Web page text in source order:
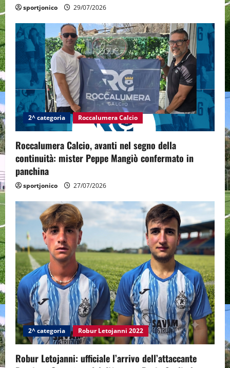
sportjonico 29/07/2026
2^ categoria Roccalumera Calcio
Roccalumera Calcio, avanti nel segno della
continuità: mister Peppe Mangiò confermato in
panchina
sportjonico 27/07/2026
2^ categoria Robur Letojanni 2022
Robur Letojanni: ufficiale l’arrivo dell’attaccante